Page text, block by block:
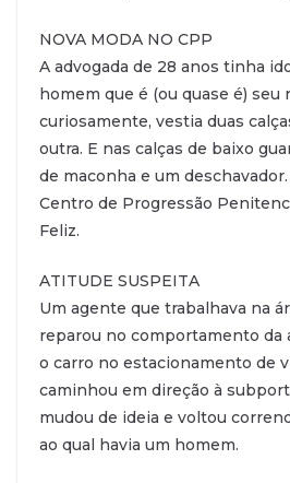
NOVA MODA NO CPP
A advogada de 28 anos tinha
homem que é (ou quase é) seu
curiosamente, vestia duas
outra. E nas calças de baixo
de maconha e um
Centro de Progressão
Feliz.
ATITUDE SUSPEITA
Um agente que trabalhava na
reparou no comportamento da
o carro no estacionamento de
caminhou em direção à
mudou de ideia e voltou
ao qual havia um homem.